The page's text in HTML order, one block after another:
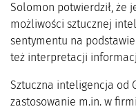
Solomon potwierdził, że
możliwości sztucznej
sentymentu na
też interpretacji
Sztuczna inteligencja od
zastosowanie m.in. w